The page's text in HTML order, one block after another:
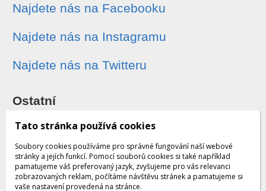
Najdete nás na Facebooku
Najdete nás na Instagramu
Najdete nás na Twitteru
Ostatní
Sledování zásilek
Dárkové poukazy
Obchodní podmínky - archiv
Tato stránka používá cookies
Soubory cookies používáme pro správné fungování naší webové
stránky a jejích funkcí. Pomocí souborů cookies si také například
pamatujeme váš preferovaný jazyk, zvyšujeme pro vás relevanci
zobrazovaných reklam, počítáme návštěvu stránek a pamatujeme si
vaše nastavení provedená na stránce.